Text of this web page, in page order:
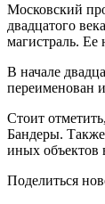
Московский
двадцатого
магистраль. Ее
В начале
переименован
Стоит
Бандеры.
иных объектов
Поделиться